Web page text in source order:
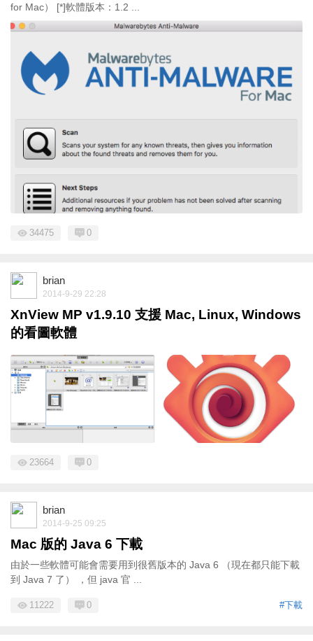
for Mac） [*]軟體版本：1.2 ...
34475 0
brian
2014-9-29 22:28
XnView MP v1.9.10 支援 Mac, Linux, Windows
的看圖軟體
23664 0
brian
2014-9-25 09:25
Mac 版的 Java 6 下載
由於一些軟體可能會需要用到很舊版本的 Java 6 （現在都只能下載
到 Java 7 了） ，但 java 官 ...
#下載
11222 0